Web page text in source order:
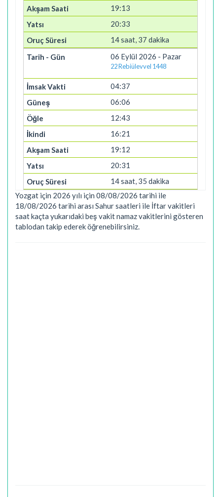
19:13
20:33
14 saat, 37 dakika
06 Eylül 2026 - Pazar
22 Rebiülevvel 1448
04:37
06:06
12:43
16:21
19:12
20:31
14 saat, 35 dakika
Yozgat için 2026 yılı için 08/08/2026 tarihi ile
18/08/2026 tarihi arası Sahur saatleri ile İftar vakitleri
saat kaçta yukarıdaki beş vakit namaz vakitlerini gösteren
tablodan takip ederek öğrenebilirsiniz.